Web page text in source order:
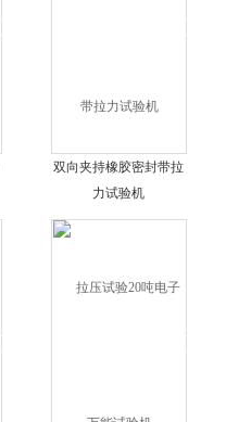
双向夹持橡胶密封带拉
力试验机